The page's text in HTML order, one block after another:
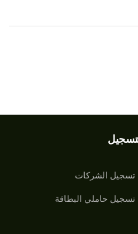
تسجيل الشركات
تسجيل حاملي البطاقة